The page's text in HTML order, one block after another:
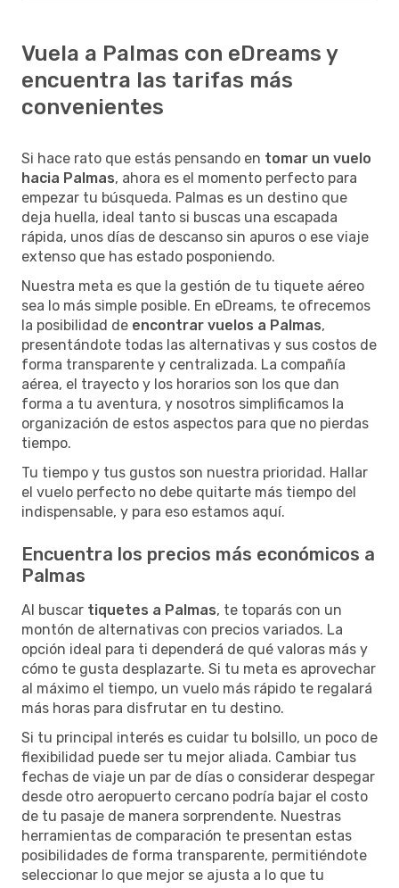
Vuela a Palmas con eDreams y
encuentra las tarifas más
convenientes
Si hace rato que estás pensando en tomar un vuelo
hacia Palmas, ahora es el momento perfecto para
empezar tu búsqueda. Palmas es un destino que
deja huella, ideal tanto si buscas una escapada
rápida, unos días de descanso sin apuros o ese viaje
extenso que has estado posponiendo.
Nuestra meta es que la gestión de tu tiquete aéreo
sea lo más simple posible. En eDreams, te ofrecemos
la posibilidad de encontrar vuelos a Palmas,
presentándote todas las alternativas y sus costos de
forma transparente y centralizada. La compañía
aérea, el trayecto y los horarios son los que dan
forma a tu aventura, y nosotros simplificamos la
organización de estos aspectos para que no pierdas
tiempo.
Tu tiempo y tus gustos son nuestra prioridad. Hallar
el vuelo perfecto no debe quitarte más tiempo del
indispensable, y para eso estamos aquí.
Encuentra los precios más económicos a
Palmas
Al buscar tiquetes a Palmas, te toparás con un
montón de alternativas con precios variados. La
opción ideal para ti dependerá de qué valoras más y
cómo te gusta desplazarte. Si tu meta es aprovechar
al máximo el tiempo, un vuelo más rápido te regalará
más horas para disfrutar en tu destino.
Si tu principal interés es cuidar tu bolsillo, un poco de
flexibilidad puede ser tu mejor aliada. Cambiar tus
fechas de viaje un par de días o considerar despegar
desde otro aeropuerto cercano podría bajar el costo
de tu pasaje de manera sorprendente. Nuestras
herramientas de comparación te presentan estas
posibilidades de forma transparente, permitiéndote
seleccionar lo que mejor se ajusta a lo que tu